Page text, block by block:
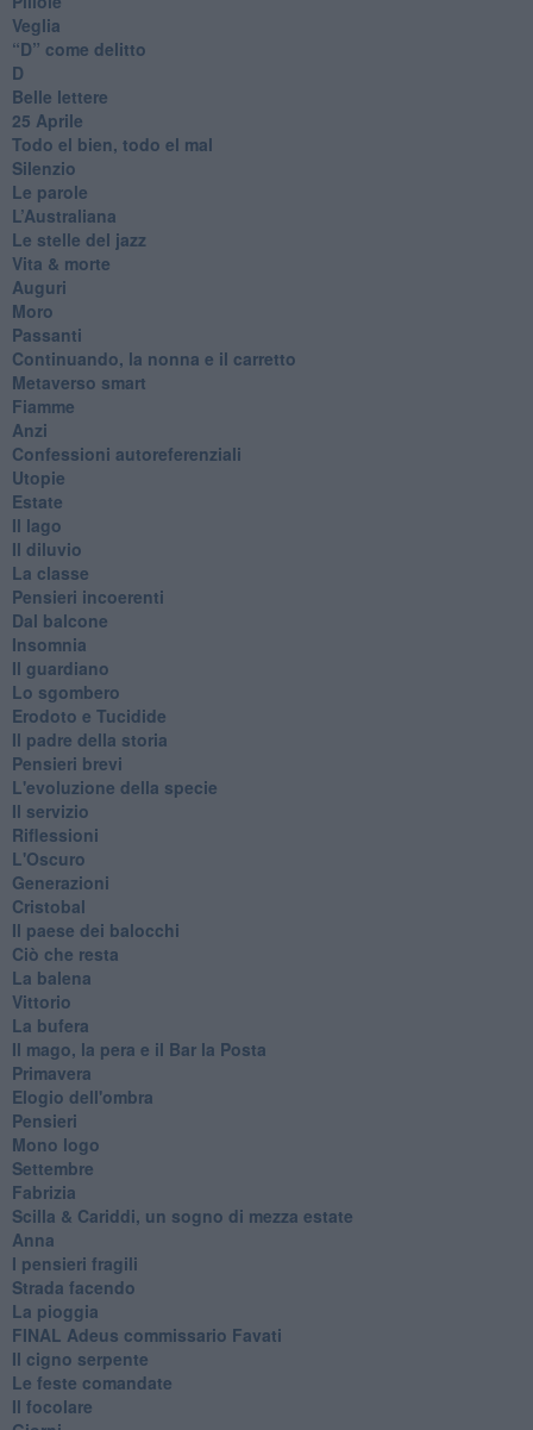
Veglia
​“D” come delitto
D
Belle lettere
25 Aprile
Todo el bien, todo el mal
Silenzio
Le parole
​L’Australiana
Le stelle del jazz
Vita & morte
Auguri
Moro
Passanti
Continuando, la nonna e il carretto
Metaverso smart
Fiamme
Anzi
Confessioni autoreferenziali
Utopie
Estate
Il lago
Il diluvio
La classe
Pensieri incoerenti
Dal balcone
Insomnia
Il guardiano
Lo sgombero
Erodoto e Tucidide
Il padre della storia
Pensieri brevi
L'evoluzione della specie
Il servizio
Riflessioni
L'Oscuro
Generazioni
Cristobal
Il paese dei balocchi
Ciò che resta
La balena
Vittorio
La bufera
Il mago, la pera e il Bar la Posta
Primavera
Elogio dell'ombra
Pensieri
Mono logo
Settembre
Fabrizia
​Scilla & Cariddi, un sogno di mezza estate
Anna
I pensieri fragili
Strada facendo
La pioggia
FINAL Adeus commissario Favati
Il cigno serpente
Le feste comandate
Il focolare